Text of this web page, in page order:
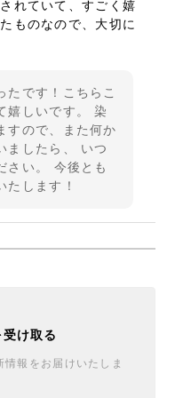
れていて、すごく嬉
ものなので、大切に
たです！こちらこ
嬉しいです。 染
すので、また何か
ましたら、 いつ
さい。 今後とも
たします！
SOMEA brume タンゴブルー ラウンドファスナー長財布
け取る
報をお届けいたしま